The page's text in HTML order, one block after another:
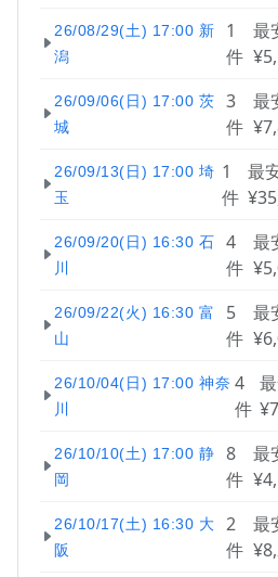
26/08/29(土) 17:00 新
潟
1
件
最
26/09/06(日) 17:00 茨
城
3
件
最
26/09/13(日) 17:00 埼
玉
1
件
最
26/09/20(日) 16:30 石
川
4
件
最
26/09/22(火) 16:30 富
山
5
件
最
26/10/04(日) 17:00 神奈
川
4
件
26/10/10(土) 17:00 静
岡
8
件
最
26/10/17(土) 16:30 大
阪
2
件
最